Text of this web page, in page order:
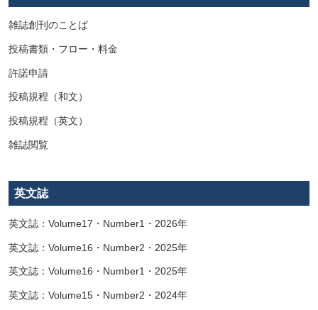
雑誌創刊のことば
投稿書類・フロー・料金
許諾申請
投稿規程（和文）
投稿規程（英文）
雑誌閲覧
英文誌
英文誌：Volume17・Number1・2026年
英文誌：Volume16・Number2・2025年
英文誌：Volume16・Number1・2025年
英文誌：Volume15・Number2・2024年